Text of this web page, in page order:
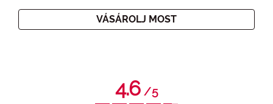
VÁSÁROLJ MOST
4.6/5